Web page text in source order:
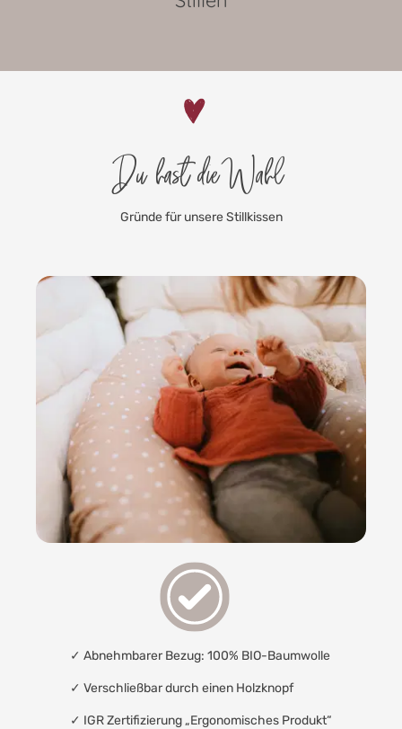
Du hast die Wahl
Gründe für unsere Stillkissen
✓ Abnehmbarer Bezug: 100% BIO-Baumwolle
✓ Verschließbar durch einen Holzknopf
✓ IGR Zertifizierung „Ergonomisches Produkt“